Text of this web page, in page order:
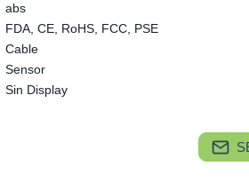
abs
FDA, CE, RoHS, FCC, PSE
Cable
Sensor
Sin Display